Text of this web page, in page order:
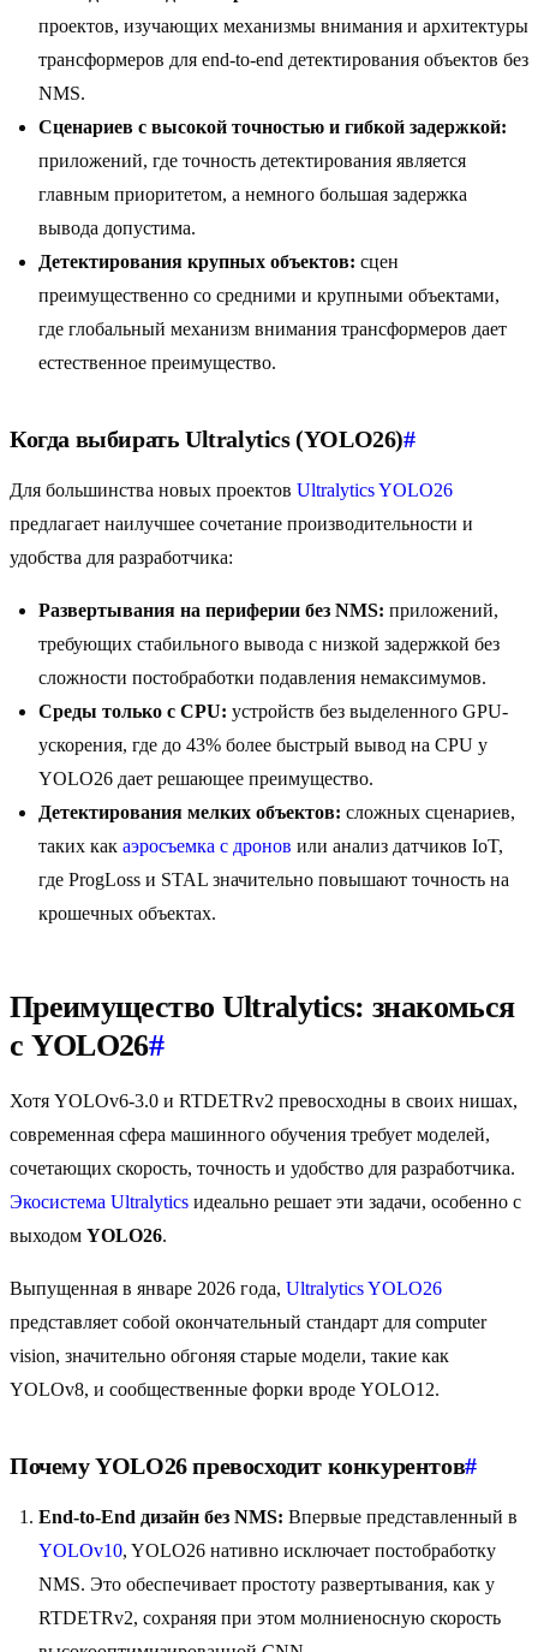
проектов, изучающих механизмы внимания и архитектуры
трансформеров для end-to-end детектирования объектов без
NMS.
Сценариев с высокой точностью и гибкой задержкой:
приложений, где точность детектирования является
главным приоритетом, а немного большая задержка
вывода допустима.
Детектирования крупных объектов: сцен
преимущественно со средними и крупными объектами,
где глобальный механизм внимания трансформеров дает
естественное преимущество.
Когда выбирать Ultralytics (YOLO26)#
Для большинства новых проектов Ultralytics YOLO26
предлагает наилучшее сочетание производительности и
удобства для разработчика:
Развертывания на периферии без NMS: приложений,
требующих стабильного вывода с низкой задержкой без
сложности постобработки подавления немаксимумов.
Среды только с CPU: устройств без выделенного GPU-
ускорения, где до 43% более быстрый вывод на CPU у
YOLO26 дает решающее преимущество.
Детектирования мелких объектов: сложных сценариев,
таких как аэросъемка с дронов или анализ датчиков IoT,
где ProgLoss и STAL значительно повышают точность на
крошечных объектах.
Преимущество Ultralytics: знакомься
с YOLO26#
Хотя YOLOv6-3.0 и RTDETRv2 превосходны в своих нишах,
современная сфера машинного обучения требует моделей,
сочетающих скорость, точность и удобство для разработчика.
Экосистема Ultralytics идеально решает эти задачи, особенно с
выходом YOLO26.
Выпущенная в январе 2026 года, Ultralytics YOLO26
представляет собой окончательный стандарт для computer
vision, значительно обгоняя старые модели, такие как
YOLOv8, и сообщественные форки вроде YOLO12.
Почему YOLO26 превосходит конкурентов#
End-to-End дизайн без NMS: Впервые представленный в
YOLOv10, YOLO26 нативно исключает постобработку
NMS. Это обеспечивает простоту развертывания, как у
RTDETRv2, сохраняя при этом молниеносную скорость